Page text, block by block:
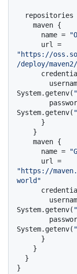
      name =
"https://
/deploy/
System.getenv(
System.getenv(
      name =
"https://
world"
System.getenv(
System.getenv(